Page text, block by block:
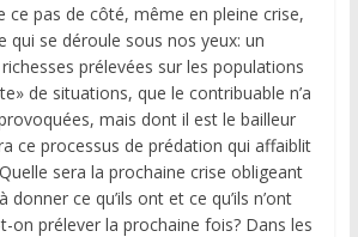
ce pas de côté, même en pleine crise,
qui se déroule sous nos yeux: un
prélevées sur les populations
de situations, que le contribuable n’a
mais dont il est le bailleur
ce processus de prédation qui affaiblit
sera la prochaine crise obligeant
ce qu’ils ont et ce qu’ils n’ont
on prélever la prochaine fois? Dans les